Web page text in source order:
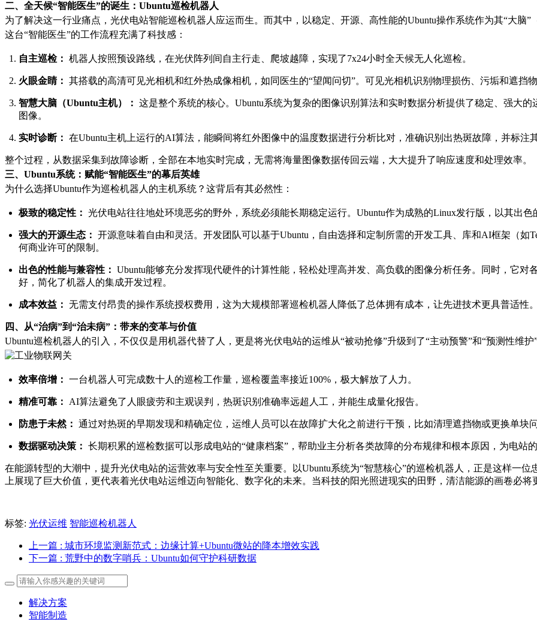
二、全天候“智能医生”的诞生：Ubuntu巡检机器人
为了解决这一行业痛点，光伏电站智能巡检机器人应运而生。而其中，以稳定、开源、高性能的Ubuntu操作系统作为其“大脑”
这台“智能医生”的工作流程充满了科技感：
自主巡检： 机器人按照预设路线，在光伏阵列间自主行走、爬坡越障，实现了7x24小时全天候无人化巡检。
火眼金睛： 其搭载的高清可见光相机和红外热成像相机，如同医生的“望闻问切”。可见光相机识别物理损伤、污垢和遮挡
智慧大脑（Ubuntu主机）： 这是整个系统的核心。Ubuntu系统为复杂的图像识别算法和实时数据分析提供了稳定、强大
图像。
实时诊断： 在Ubuntu主机上运行的AI算法，能瞬间将红外图像中的温度数据进行分析比对，准确识别出热斑故障，并标注
整个过程，从数据采集到故障诊断，全部在本地实时完成，无需将海量图像数据传回云端，大大提升了响应速度和处理效率。
三、Ubuntu系统：赋能“智能医生”的幕后英雄
为什么选择Ubuntu作为巡检机器人的主机系统？这背后有其必然性：
极致的稳定性： 光伏电站往往地处环境恶劣的野外，系统必须能长期稳定运行。Ubuntu作为成熟的Linux发行版，以其出
强大的开源生态： 开源意味着自由和灵活。开发团队可以基于Ubuntu，自由选择和定制所需的开发工具、库和AI框架（如
何商业许可的限制。
出色的性能与兼容性： Ubuntu能够充分发挥现代硬件的计算性能，轻松处理高并发、高负载的图像分析任务。同时，它
好，简化了机器人的集成开发过程。
成本效益： 无需支付昂贵的操作系统授权费用，这为大规模部署巡检机器人降低了总体拥有成本，让先进技术更具普适性。
四、从“治病”到“治未病”：带来的变革与价值
Ubuntu巡检机器人的引入，不仅仅是用机器代替了人，更是将光伏电站的运维从“被动抢修”升级到了“主动预警”和“预测性维护”
效率倍增： 一台机器人可完成数十人的巡检工作量，巡检覆盖率接近100%，极大解放了人力。
精准可靠： AI算法避免了人眼疲劳和主观误判，热斑识别准确率远超人工，并能生成量化报告。
防患于未然： 通过对热斑的早期发现和精确定位，运维人员可以在故障扩大化之前进行干预，比如清理遮挡物或更换单块
数据驱动决策： 长期积累的巡检数据可以形成电站的“健康档案”，帮助业主分析各类故障的分布规律和根本原因，为电站
在能源转型的大潮中，提升光伏电站的运营效率与安全性至关重要。以Ubuntu系统为“智慧核心”的巡检机器人，正是这样一
上展现了巨大价值，更代表着光伏电站运维迈向智能化、数字化的未来。当科技的阳光照进现实的田野，清洁能源的画卷必将
标签: 光伏运维 智能巡检机器人
上一篇 : 城市环境监测新范式：边缘计算+Ubuntu微站的降本增效实践
下一篇 : 荒野中的数字哨兵：Ubuntu如何守护科研数据
解决方案
智能制造